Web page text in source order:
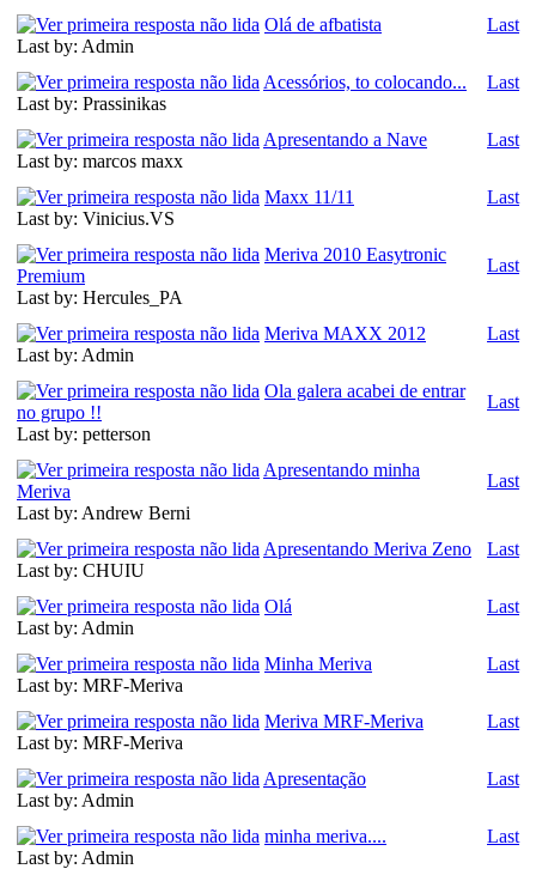
Olá de afbatista
Last by: Admin
Last
Acessórios, to colocando...
Last by: Prassinikas
Last
Apresentando a Nave
Last by: marcos maxx
Last
Maxx 11/11
Last by: Vinicius.VS
Last
Meriva 2010 Easytronic
Premium
Last by: Hercules_PA
Last
Meriva MAXX 2012
Last by: Admin
Last
Ola galera acabei de entrar
no grupo !!
Last by: petterson
Last
Apresentando minha
Meriva
Last by: Andrew Berni
Last
Apresentando Meriva Zeno
Last by: CHUIU
Last
Olá
Last by: Admin
Last
Minha Meriva
Last by: MRF-Meriva
Last
Meriva MRF-Meriva
Last by: MRF-Meriva
Last
Apresentação
Last by: Admin
Last
minha meriva....
Last by: Admin
Last